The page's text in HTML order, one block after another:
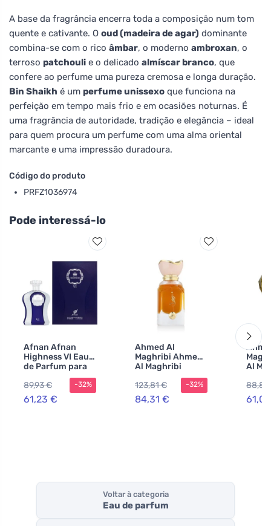
A base da fragrância encerra toda a composição num tom
quente e cativante. O oud (madeira de agar) dominante
combina-se com o rico âmbar, o moderno ambroxan, o
terroso patchouli e o delicado almíscar branco, que
confere ao perfume uma pureza cremosa e longa duração.
Bin Shaikh é um perfume unissexo que funciona na
perfeição em tempo mais frio e em ocasiões noturnas. É
uma fragrância de autoridade, tradição e elegância – ideal
para quem procura um perfume com uma alma oriental
marcante e uma impressão duradoura.
Código do produto
PRFZ1036974
Pode interessá-lo
Afnan Afnan
Highness VI Eau
de Parfum para
89,93 €
61,23 €
-32%
Ahmed Al
Maghribi Ahmed
Al Maghribi
Zumar extrato de
perfume
unissexo
123,81 €
84,31 €
-32%
Al
88,86
Voltar à categoria
Eau de parfum